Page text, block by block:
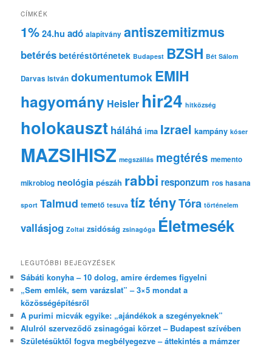
e
é
CÍMKÉK
1% 24.hu adó alapítvány antiszemitizmus
betérés betéréstörténetek Budapest BZSH Bét Sálom
Darvas István dokumentumok EMIH
hagyomány Heisler hir24 hitközség
holokauszt háláhá ima Izrael kampány kóser
MAZSIHISZ megszállás megtérés memento
mikroblog neológia pészáh rabbi responzum ros hasana
sport Talmud temető tesuva tíz tényTóra történelem
vallásjog Zoltai zsidóság zsinagóga Életmesék
LEGUTÓBBI BEJEGYZÉSEK
Sábáti konyha – 10 dolog, amire érdemes figyelni
„Sem emlék, sem varázslat” – 3×5 mondat a
közösségépítésről
A purimi micvák egyike: „ajándékok a szegényeknek”
Alulról szerveződő zsinagógai körzet – Budapest szívében
Születésüktől fogva megbélyegezve – áttekintés a mámzer